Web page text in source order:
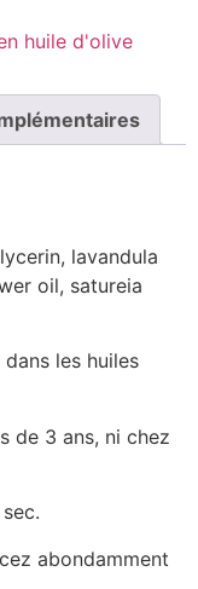
huile d'olive
lavandula
oil, satureia
les huiles
de 3 ans, ni chez
abondamment